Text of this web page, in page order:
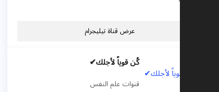
عرض قناة تيليجرام
كُن قوياً لأجلك✔
قنوات علم النفس